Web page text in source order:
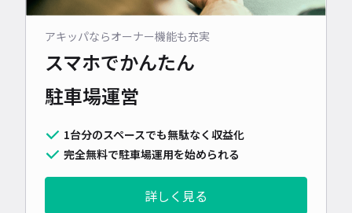
アキッパならオーナー機能も充実
スマホでかんたん
駐車場運営
1台分のスペースでも無駄なく収益化
完全無料で駐車場運用を始められる
詳しく見る